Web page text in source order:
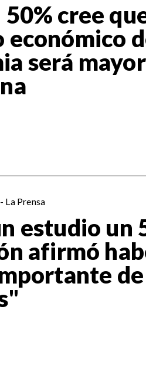
cree
económico
será
La Prensa
estudio un
afirmó
de